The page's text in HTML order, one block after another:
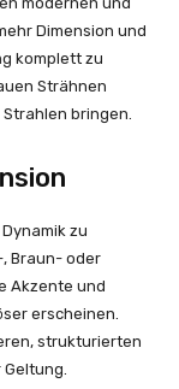
Dimension und
komplett zu
Strähnen
bringen.
zu
Braun- oder
Akzente und
erscheinen.
strukturierten